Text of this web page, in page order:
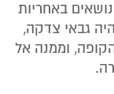
באחריות
גבאי צדקה,
וממנה אל